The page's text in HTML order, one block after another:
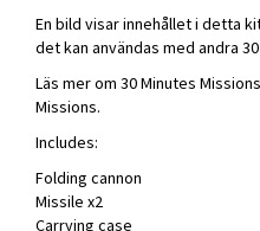
En bild visar innehållet i detta
det kan användas med andra
Läs mer om 30 Minutes
Missions.
Includes:
Folding cannon
Missile x2
Carrying case